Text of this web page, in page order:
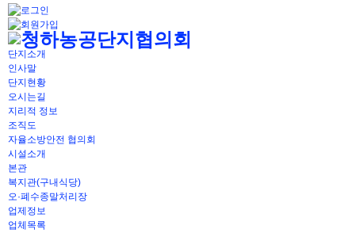
단지소개
인사말
단지현황
오시는길
지리적 정보
조직도
자율소방안전 협의회
시설소개
본관
복지관(구내식당)
오·폐수종말처리장
업제정보
업체목록